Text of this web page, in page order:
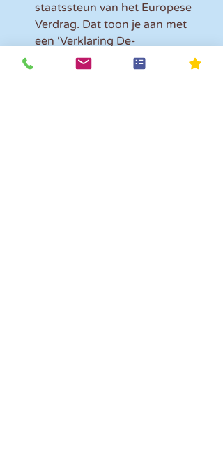
staatssteun van het Europese
Verdrag. Dat toon je aan met
een ‘Verklaring De-
minimissteun’.